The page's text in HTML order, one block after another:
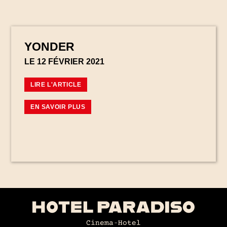
YONDER
LE 12 FÉVRIER 2021
LIRE L'ARTICLE
EN SAVOIR PLUS
🆕 KARAOKÉ BOX
CAFÉ & ROOFTOP
EXPÉRIENCES